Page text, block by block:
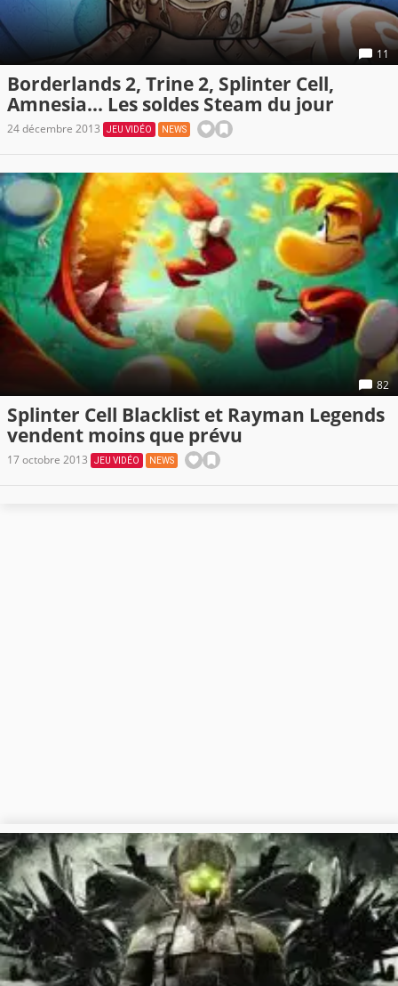
11
Borderlands 2, Trine 2, Splinter Cell,
Amnesia... Les soldes Steam du jour
24 décembre 2013 JEU VIDÉO NEWS
82
Splinter Cell Blacklist et Rayman Legends
vendent moins que prévu
17 octobre 2013 JEU VIDÉO NEWS